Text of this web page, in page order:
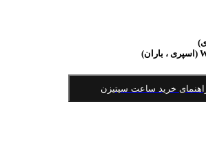
خرید ساعت سیتیزن